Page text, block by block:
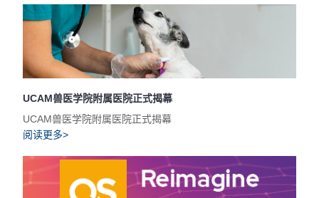
UCAM兽医学院附属医院正式揭幕
UCAM兽医学院附属医院正式揭幕
阅读更多>